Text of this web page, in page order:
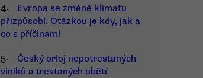
4.
Evropa se změně klimatu
přizpůsobí. Otázkou je kdy, jak a
co s příčinami
5.
Český orloj nepotrestaných
viníků a trestaných obětí